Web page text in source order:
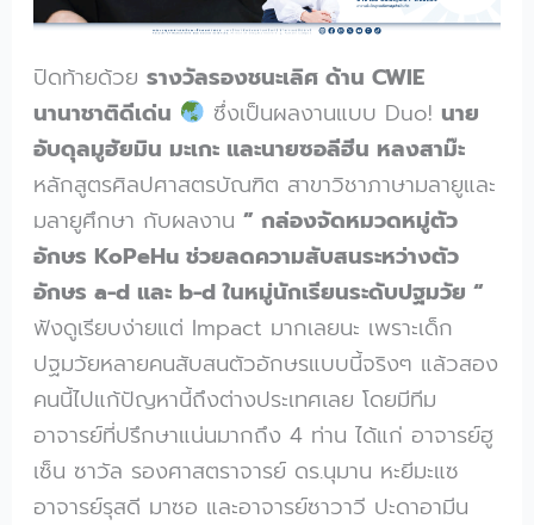
ปิดท้ายด้วยรางวัลรองชนะเลิศ ด้าน CWIE
นานาชาติดีเด่น
ซึ่งเป็นผลงานแบบ Duo! นาย
อับดุลมูฮัยมิน มะเกะ และนายซอลีฮีน หลงสาม๊ะ
หลักสูตรศิลปศาสตรบัณฑิต สาขาวิชาภาษามลายูและ
มลายูศึกษา กับผลงาน” กล่องจัดหมวดหมู่ตัว
อักษร KoPeHu ช่วยลดความสับสนระหว่างตัว
อักษร a-d และ b-d ในหมู่นักเรียนระดับปฐมวัย “
ฟังดูเรียบง่ายแต่ Impact มากเลยนะ เพราะเด็ก
ปฐมวัยหลายคนสับสนตัวอักษรแบบนี้จริงๆ แล้วสอง
คนนี้ไปแก้ปัญหานี้ถึงต่างประเทศเลย โดยมีทีม
อาจารย์ที่ปรึกษาแน่นมากถึง 4 ท่าน ได้แก่ อาจารย์ฮู
เซ็น ซาวัล รองศาสตราจารย์ ดร.นุมาน หะยีมะแซ
อาจารย์รุสดี มาซอ และอาจารย์ซาวาวี ปะดาอามีน